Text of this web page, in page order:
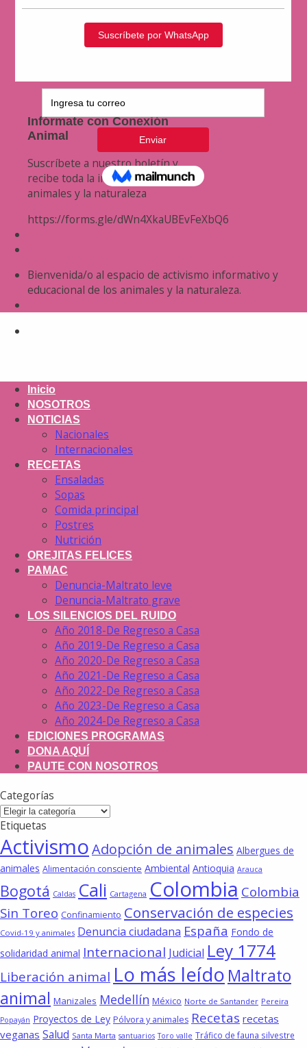
Infórmate con Conexión
Animal
Suscríbete a nuestro boletín y
recibe toda la información de los
animales y la naturaleza
https://forms.gle/dWn4XkaUBEvFeXbQ6
Bienvenida/o al espacio de activismo informativo y
educacional de los animales y la naturaleza.
Inicio
NOSOTROS
NOTICIAS
Nacionales
Internacionales
RECETAS
Ensaladas
Sopas
Comida principal
Postres
Nutrición
OREJITAS FELICES
PAMAC
Denuncia-Maltrato leve
Denuncia-Maltrato grave
LOS SILENCIOS DEL RUIDO
Año 2018-De Regreso a Casa
Año 2019-De Regreso a Casa
Año 2020-De Regreso a Casa
Año 2021-De Regreso a Casa
Año 2022-De Regreso a Casa
Año 2023-De Regreso a Casa
Año 2024-De Regreso a Casa
EDICIONES PROGRAMAS
DONA AQUÍ
PAUTE CON NOSOTROS
Categorías
Categorías
Etiquetas
ActivismoAdopción de animales Albergues de
animales Alimentación consciente Ambiental Antioquia Arauca
Bogotá Caldas Cali Cartagena Colombia Colombia
Sin Toreo Confinamiento Conservación de especies
Covid-19 y animales Denuncia ciudadana España Fondo de
solidaridad animal Internacional Judicial Ley 1774
Liberación animal Lo más leído Maltrato
animal Manizales Medellín México Norte de Santander Pereira
Popayán Proyectos de Ley Pólvora y animales Recetas recetas
veganas Salud Santa Marta santuarios Toro valle Tráfico de fauna silvestre